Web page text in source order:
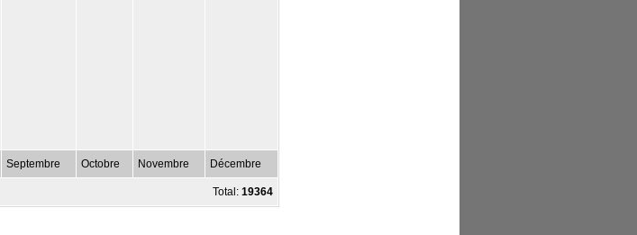
Septembre Octobre Novembre Décembre
Total: 19364